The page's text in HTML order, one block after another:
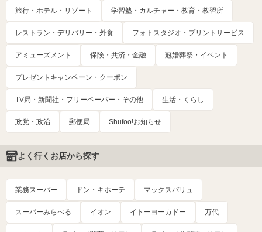
旅行・ホテル・リゾート 学習塾・カルチャー・教育・教習所
レストラン・デリバリー・外食 フォトスタジオ・プリントサービス
アミューズメント 保険・共済・金融 冠婚葬祭・イベント
プレゼントキャンペーン・クーポン
TV局・新聞社・フリーペーパー・その他 生活・くらし
政党・政治 郵便局 Shufoo!お知らせ
よく行くお店から探す
業務スーパー ドン・キホーテ マックスバリュ
スーパーみらべる イオン イトーヨーカドー 万代